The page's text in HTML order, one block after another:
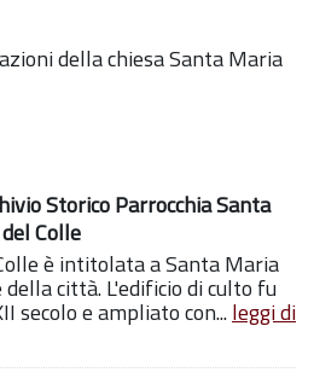
della chiesa Santa Maria
Storico Parrocchia Santa
Colle
è intitolata a Santa Maria
città. L'edificio di culto fu
secolo e ampliato con...leggi di